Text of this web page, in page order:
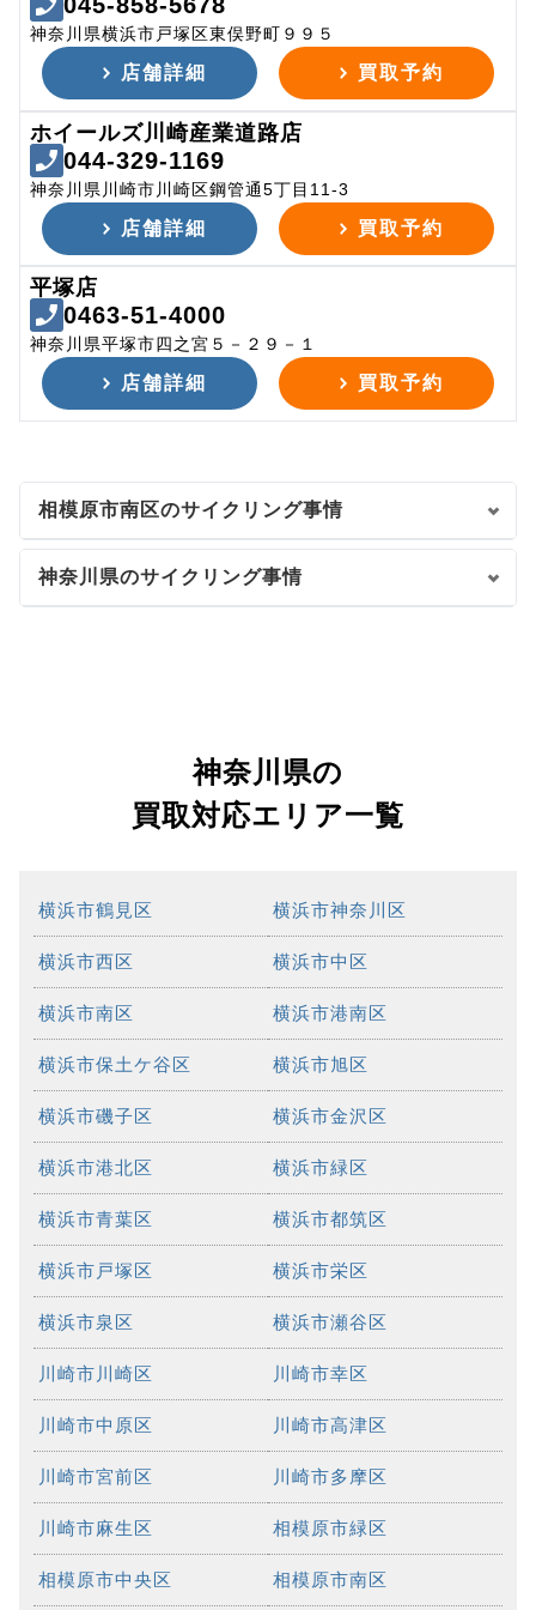
神奈川県横浜市戸塚区東俣野町９９５
店舗詳細 買取予約
ホイールズ川崎産業道路店
044-329-1169
神奈川県川崎市川崎区鋼管通5丁目11-3
店舗詳細 買取予約
平塚店
0463-51-4000
神奈川県平塚市四之宮５－２９－１
店舗詳細 買取予約
相模原市南区のサイクリング事情
神奈川県のサイクリング事情
神奈川県の
買取対応エリア一覧
横浜市鶴見区 横浜市神奈川区
横浜市西区 横浜市中区
横浜市南区 横浜市港南区
横浜市保土ケ谷区 横浜市旭区
横浜市磯子区 横浜市金沢区
横浜市港北区 横浜市緑区
横浜市青葉区 横浜市都筑区
横浜市戸塚区 横浜市栄区
横浜市泉区 横浜市瀬谷区
川崎市川崎区 川崎市幸区
川崎市中原区 川崎市高津区
川崎市宮前区 川崎市多摩区
川崎市麻生区 相模原市緑区
相模原市中央区 相模原市南区